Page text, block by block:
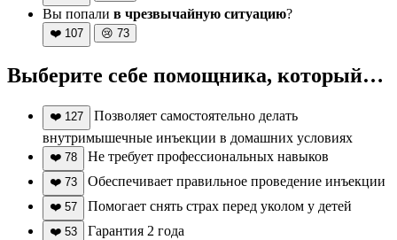
Вы попали в чрезвычайную ситуацию?
❤️ 107 😢 73
Выберите себе помощника, который…
❤️ 127
Позволяет самостоятельно делать
внутримышечные инъекции в домашних условиях
❤️ 78 Не требует профессиональных навыков
❤️ 73 Обеспечивает правильное проведение инъекции
❤️ 57 Помогает снять страх перед уколом у детей
❤️ 53 Гарантия 2 года